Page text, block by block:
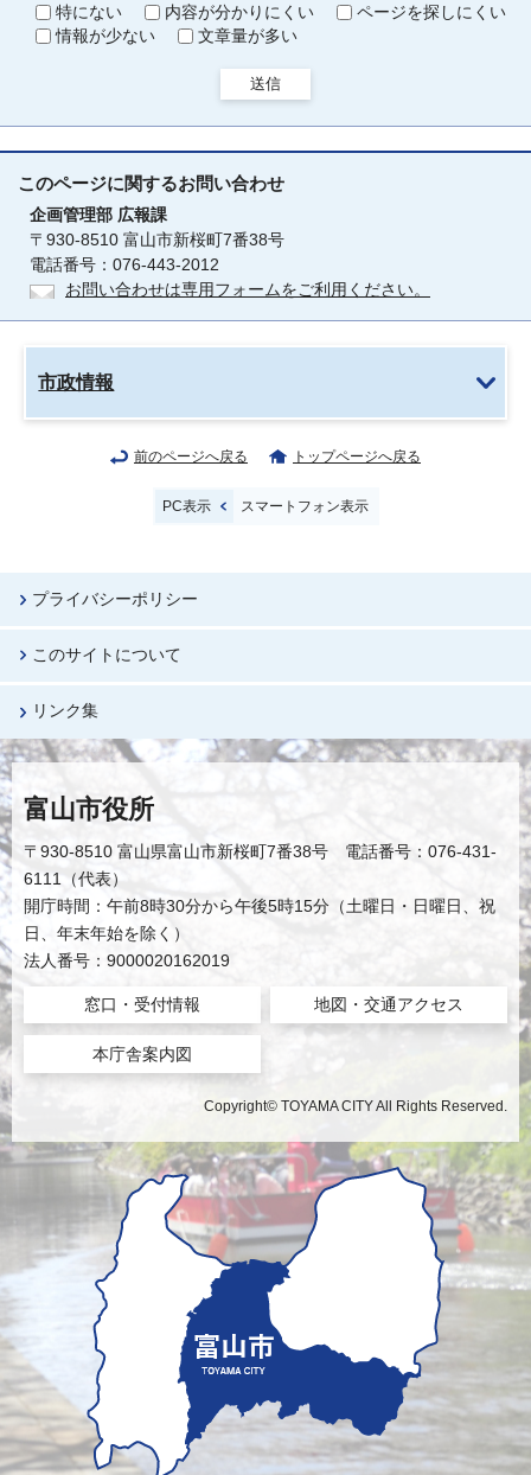
特にない
内容が分かりにくい
ページを探しにくい
情報が少ない
文章量が多い
送信
このページに関するお問い合わせ
企画管理部 広報課
〒930-8510 富山市新桜町7番38号
電話番号：076-443-2012
お問い合わせは専用フォームをご利用ください。
市政情報
前のページへ戻る トップページへ戻る
PC表示 スマートフォン表示
プライバシーポリシー
このサイトについて
リンク集
富山市役所
〒930-8510 富山県富山市新桜町7番38号 電話番号：076-431-
6111（代表）
開庁時間：午前8時30分から午後5時15分（土曜日・日曜日、祝
日、年末年始を除く）
法人番号：9000020162019
窓口・受付情報 地図・交通アクセス
本庁舎案内図
Copyright© TOYAMA CITY All Rights Reserved.